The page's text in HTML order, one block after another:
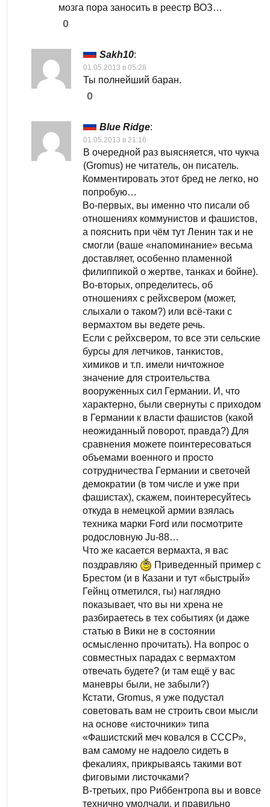
мозга пора заносить в реестр ВОЗ…
0
Sakh10:
01.05.2013 в 05:28
Ты полнейший баран.
0
Blue Ridge:
01.05.2013 в 21:16
В очередной раз выясняется, что чукча
(Gromus) не читатель, он писатель.
Комментировать этот бред не легко, но
попробую…
Во-первых, вы именно что писали об
отношениях коммунистов и фашистов,
а пояснить при чём тут Ленин так и не
смогли (ваше «напоминание» весьма
доставляет, особенно пламенной
филиппикой о жертве, танках и бойне).
Во-вторых, определитесь, об
отношениях с рейхсвером (может,
слыхали о таком?) или всё-таки с
вермахтом вы ведете речь.
Если с рейхсвером, то все эти сельские
бурсы для летчиков, танкистов,
химиков и т.п. имели ничтожное
значение для строительства
вооруженных сил Германии. И, что
характерно, были свернуты с приходом
в Германии к власти фашистов (какой
неожиданный поворот, правда?) Для
сравнения можете поинтересоваться
объемами военного и просто
сотрудничества Германии и светочей
демократии (в том числе и уже при
фашистах), скажем, поинтересуйтесь
откуда в немецкой армии взялась
техника марки Ford или посмотрите
родословную Ju-88…
Что же касается вермахта, я вас
поздравляю
Приведенный пример с
Брестом (и в Казани и тут «быстрый»
Гейнц отметился, гы) наглядно
показывает, что вы ни хрена не
разбираетесь в тех событиях (и даже
статью в Вики не в состоянии
осмысленно прочитать). На вопрос о
совместных парадах с вермахтом
отвечать будете? (и там ещё у вас
маневры были, не забыли?)
Кстати, Gromus, я уже подустал
советовать вам не строить свои мысли
на основе «источники» типа
«Фашистский меч ковался в СССР»,
вам самому не надоело сидеть в
фекалиях, прикрываясь такими вот
фиговыми листочками?
В-третьих, про Риббентропа вы и вовсе
технично умолчали, и правильно